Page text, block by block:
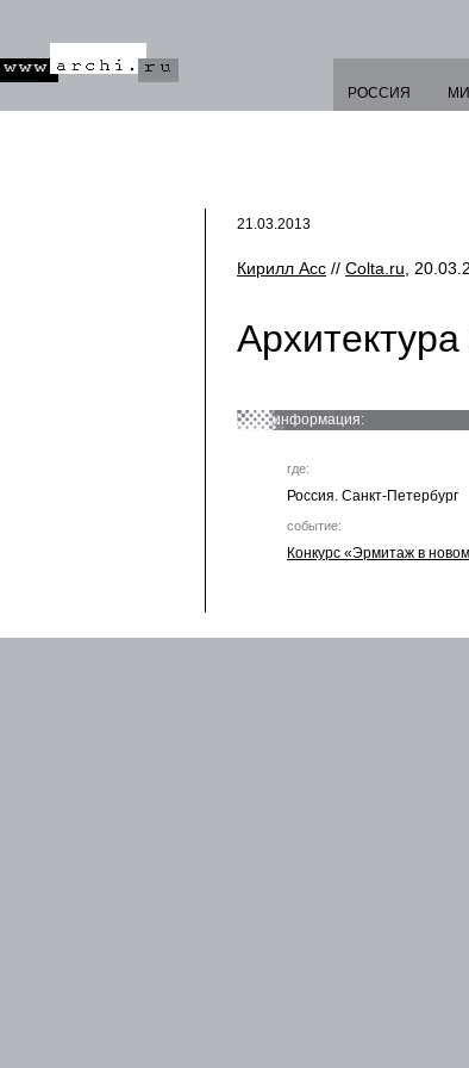
РОССИЯ
21.03.2013
Кирилл Асс // Colta.ru ,
информация:
где:
Россия. Санкт-Петербург
событие:
Конкурс «Эрмитаж в